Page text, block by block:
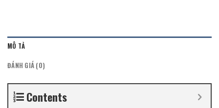
MÔ TẢ
ĐÁNH GIÁ (0)
Contents